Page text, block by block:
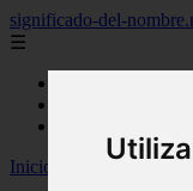
significado-del-
☰
Inicio
nombres BAE